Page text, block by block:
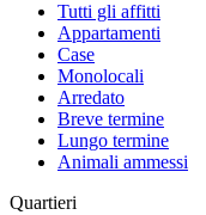
Tutti gli affitti
Appartamenti
Case
Monolocali
Arredato
Breve termine
Lungo termine
Animali ammessi
Quartieri